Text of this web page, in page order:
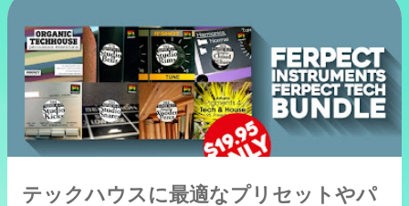
テックハウスに最適なプリセットやパ